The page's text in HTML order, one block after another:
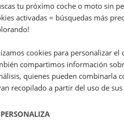
7500
tu próximo coche o moto sin
activadas = búsquedas más
cookies para personalizar
compartimos información
quienes pueden combinarla
recopilado a partir del uso de
PERSONALIZA